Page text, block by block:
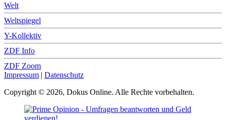
Welt
Weltspiegel
Y-Kollektiv
ZDF Info
ZDF Zoom
Impressum | Datenschutz
Copyright © 2026, Dokus Online. Alle Rechte vorbehalten.